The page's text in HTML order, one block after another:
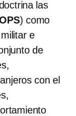
las
) como
e
de
con el